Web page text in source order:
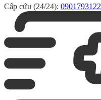
Cấp cứu (24/24): 0901793122